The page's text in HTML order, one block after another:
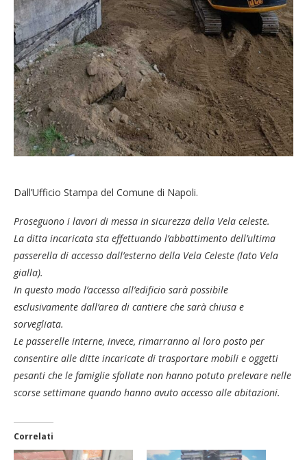
Dall’Ufficio Stampa del Comune di Napoli.
Proseguono i lavori di messa in sicurezza della Vela celeste.
La ditta incaricata sta effettuando l’abbattimento dell’ultima
passerella di accesso dall’esterno della Vela Celeste (lato Vela
gialla).
In questo modo l’accesso all’edificio sarà possibile
esclusivamente dall’area di cantiere che sarà chiusa e
sorvegliata.
Le passerelle interne, invece, rimarranno al loro posto per
consentire alle ditte incaricate di trasportare mobili e oggetti
pesanti che le famiglie sfollate non hanno potuto prelevare nelle
scorse settimane quando hanno avuto accesso alle abitazioni.
Correlati